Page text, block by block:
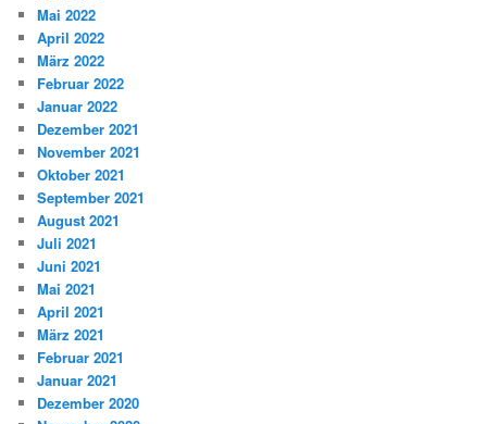
Mai 2022
April 2022
März 2022
Februar 2022
Januar 2022
Dezember 2021
November 2021
Oktober 2021
September 2021
August 2021
Juli 2021
Juni 2021
Mai 2021
April 2021
März 2021
Februar 2021
Januar 2021
Dezember 2020